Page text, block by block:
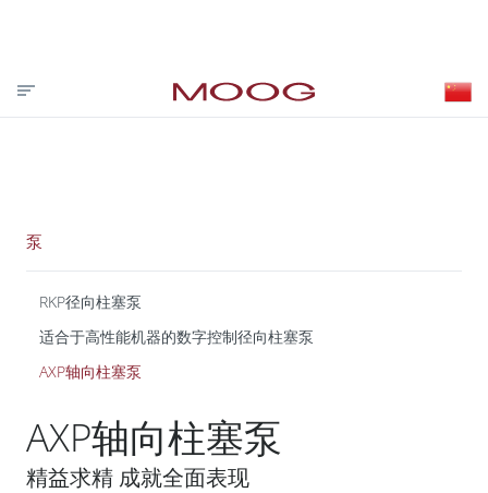
投资者关系 合作伙伴登录 VISIT MOOG.COM
MOOG.COM.CN
泵
RKP径向柱塞泵
适合于高性能机器的数字控制径向柱塞泵
AXP轴向柱塞泵
AXP轴向柱塞泵
精益求精 成就全面表现